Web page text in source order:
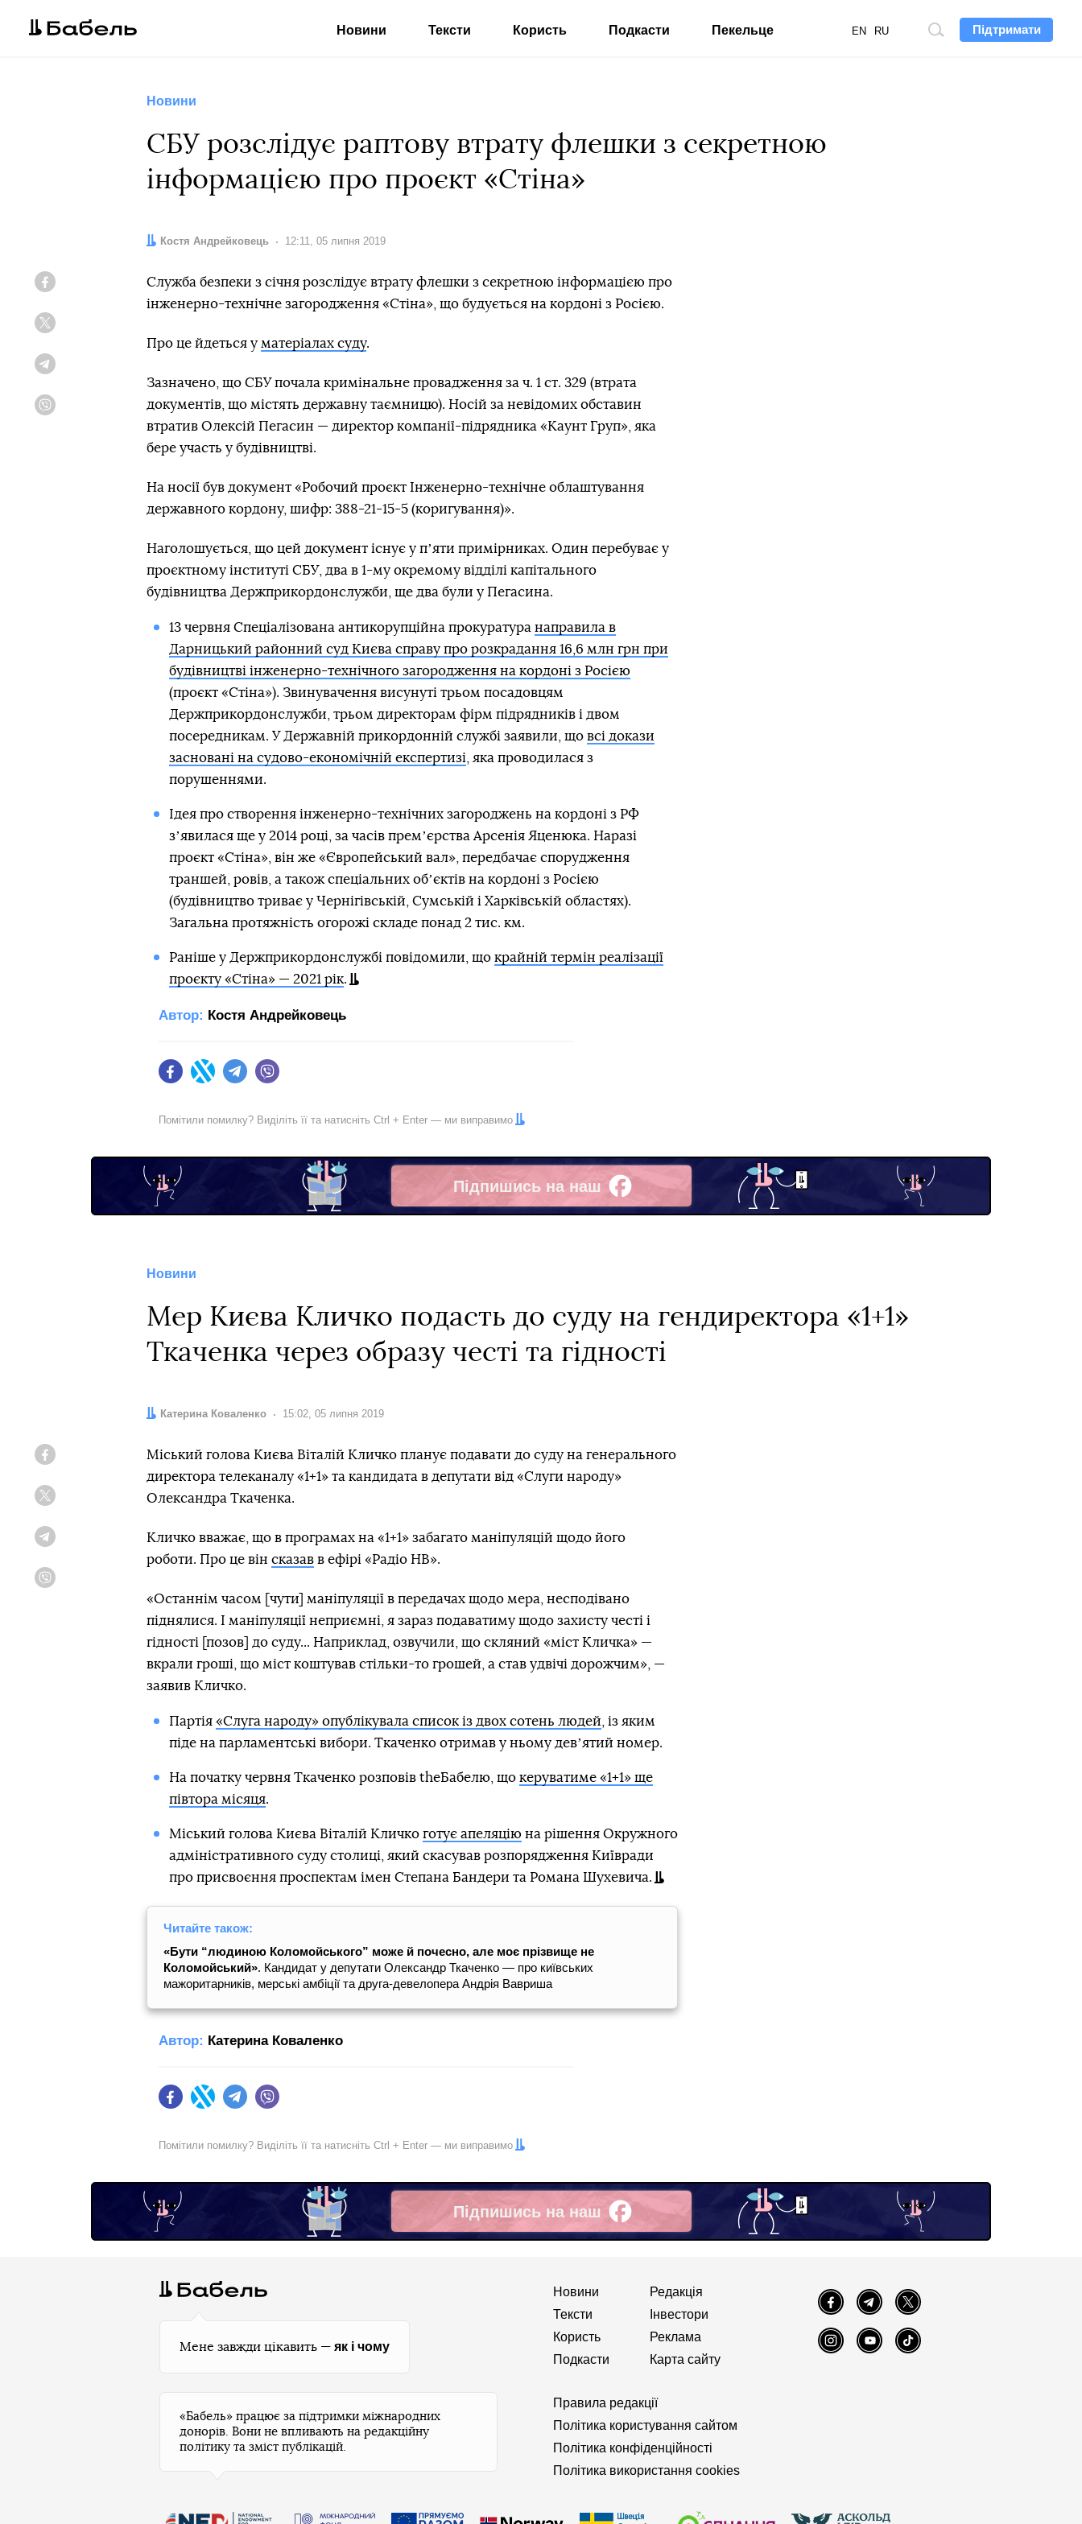
Підтримати
Пошук
EN RU
Новини Тексти Користь Подкасти Пекельце
Новини
СБУ розслідує раптову втрату флешки з секретною
інформацією про проєкт «Стіна»
Автор:
Костя Андрейковець Дата:
12:11, 05 липня 2019
Служба безпеки з січня розслідує втрату флешки з секретною інформацією про
інженерно-технічне загородження «Стіна», що будується на кордоні з Росією.
Про це йдеться у матеріалах суду.
Зазначено, що СБУ почала кримінальне провадження за ч. 1 ст. 329 (втрата
документів, що містять державну таємницю). Носій за невідомих обставин
втратив Олексій Пегасин — директор компанії-підрядника «Каунт Груп», яка
бере участь у будівництві.
На носії був документ «Робочий проєкт Інженерно-технічне облаштування
державного кордону, шифр: 388-21-15-5 (коригування)».
Наголошується, що цей документ існує у пʼяти примірниках. Один перебуває у
проєктному інституті СБУ, два в 1-му окремому відділі капітального
будівництва Держприкордонслужби, ще два були у Пегасина.
13 червня Спеціалізована антикорупційна прокуратура направила в
Дарницький районний суд Києва справу про розкрадання 16,6 млн грн при
будівництві інженерно-технічного загородження на кордоні з Росією
(проєкт «Стіна»). Звинувачення висунуті трьом посадовцям
Держприкордонслужби, трьом директорам фірм підрядників і двом
посередникам. У Державній прикордонній службі заявили, що всі докази
засновані на судово-економічній експертизі , яка проводилася з
порушеннями.
Ідея про створення інженерно-технічних загороджень на кордоні з РФ
зʼявилася ще у 2014 році, за часів премʼєрства Арсенія Яценюка. Наразі
проєкт «Стіна», він же «Європейський вал», передбачає спорудження
траншей, ровів, а також спеціальних обʼєктів на кордоні з Росією
(будівництво триває у Чернігівській, Сумській і Харківській областях).
Загальна протяжність огорожі складе понад 2 тис. км.
Раніше у Держприкордонслужбі повідомили, що крайній термін реалізації
проєкту «Стіна» — 2021 рік.
Автор: Костя Андрейковець
FacebookTwitter Telegram
Помітили помилку? Виділіть її та натисніть Ctrl + Enter — ми виправимо
Підпишись на наш
Facebook
Новини
Мер Києва Кличко подасть до суду на гендиректора «1+1»
Ткаченка через образу честі та гідності
Автор:
Катерина Коваленко Дата:
15:02, 05 липня 2019
Міський голова Києва Віталій Кличко планує подавати до суду на генерального
директора телеканалу «1+1» та кандидата в депутати від «Слуги народу»
Олександра Ткаченка.
Кличко вважає, що в програмах на «1+1» забагато маніпуляцій щодо його
роботи. Про це він сказав в ефірі «Радіо НВ».
«Останнім часом [чути] маніпуляції в передачах щодо мера, несподівано
піднялися. І маніпуляції неприємні, я зараз подаватиму щодо захисту честі і
гідності [позов] до суду... Наприклад, озвучили, що скляний «міст Кличка» —
вкрали гроші, що міст коштував стільки-то грошей, а став удвічі дорожчим», —
заявив Кличко.
Партія «Слуга народу» опублікувала список із двох сотень людей , із яким
піде на парламентські вибори. Ткаченко отримав у ньому девʼятий номер.
На початку червня Ткаченко розповів theБабелю, що керуватиме «1+1» ще
півтора місяця.
Міський голова Києва Віталій Кличко готує апеляціюна рішення Окружного
адміністративного суду столиці, який скасував розпорядження Київради
про присвоєння проспектам імен Степана Бандери та Романа Шухевича.
Читайте також:
«Бути “людиною Коломойського” може й почесно, але моє прізвище не
Коломойський». Кандидат у депутати Олександр Ткаченко — про київських
мажоритарників, мерські амбіції та друга-девелопера Андрія Вавриша
Автор: Катерина Коваленко
FacebookTwitter Telegram
Помітили помилку? Виділіть її та натисніть Ctrl + Enter — ми виправимо
Підпишись на наш
Facebook
Мене завжди цікавить — як і чому
Новини
Тексти
Користь
Подкасти
Редакція
Інвестори
Реклама
Карта сайту
FacebookTelegram Twitter
InstagramYouTube TikTok
Правила редакції
Політика користування сайтом
Політика конфіденційності
Політика використання cookies
«Бабель» працює за підтримки міжнародних
донорів. Вони не впливають на редакційну
політику та зміст публікацій.